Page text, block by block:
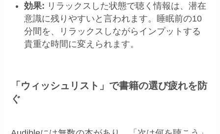
効果: リラックスした状態で聴く情報は、潜在
意識に残りやすいと言われます。睡眠前の10
分間を、リラックスしながらインプットする
貴重な時間に変えられます。
「ウィッシュリスト」で書籍の選び疲れを防
ぐ